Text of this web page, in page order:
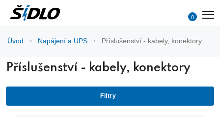
0
Úvod Napájení a UPS Příslušenství - kabely, konektory
Příslušenství - kabely, konektory
Filtry